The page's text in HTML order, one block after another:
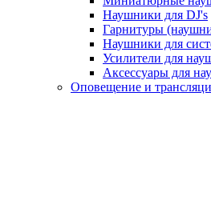
Наушники для DJ's
Гарнитуры
Наушники для
Усилители для
Аксессуары для
Оповещение и